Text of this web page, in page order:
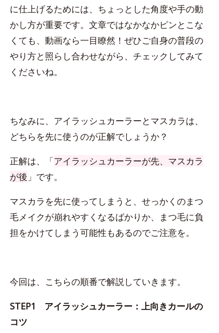
に仕上げるためには、ちょっとした角度や手の動
かし方が重要です。文章ではなかなかピンとこな
くても、動画なら一目瞭然！ぜひご自身の普段の
やり方と照らし合わせながら、チェックしてみて
くださいね。
ちなみに、アイラッシュカーラーとマスカラは、
どちらを先に使うのが正解でしょうか？
正解は、「アイラッシュカーラーが先、マスカラ
が後 」です。
マスカラを先に使ってしまうと、せっかくのまつ
毛メイクが崩れやすくなるばかりか、まつ毛に負
担をかけてしまう可能性もあるのでご注意を。
今回は、こちらの順番で解説していきます。
STEP1 アイラッシュカーラー：上向きカールの
コツ